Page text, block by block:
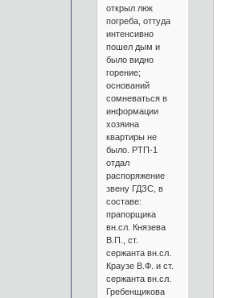
открыл люк
погреба, оттуда
интенсивно
пошел дым и
было видно
горение;
оснований
сомневаться в
информации
хозяина
квартиры не
было. РТП-1
отдал
распоряжение
звену ГДЗС, в
составе:
прапорщика
вн.сл. Князева
В.П., ст.
сержанта вн.сл.
Краузе В.Ф. и ст.
сержанта вн.сл.
Гребенщикова